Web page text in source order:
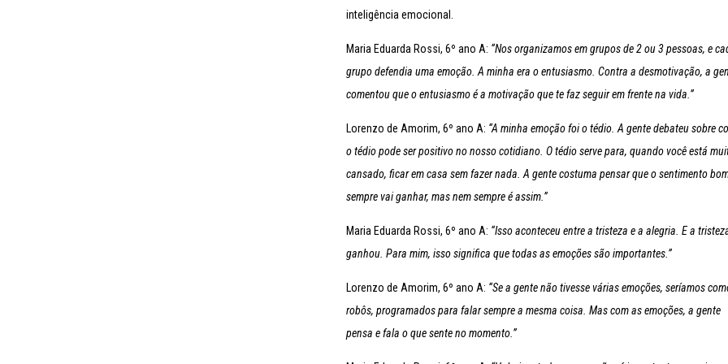
inteligência emocional.
Maria Eduarda Rossi, 6º ano A: “Nos organizamos em grupos de 2 ou 3 pessoas, e
grupo defendia uma emoção. A minha era o entusiasmo. Contra a desmotivação, a
comentou que o entusiasmo é a motivação que te faz seguir em frente na vida.”
Lorenzo de Amorim, 6º ano A: “A minha emoção foi o tédio. A gente debateu sobre
o tédio pode ser positivo no nosso cotidiano. O tédio serve para, quando você está
cansado, ficar em casa sem fazer nada. A gente costuma pensar que o sentimento
sempre vai ganhar, mas nem sempre é assim.”
Maria Eduarda Rossi, 6º ano A: “Isso aconteceu entre a tristeza e a alegria. E a
ganhou. Para mim, isso significa que todas as emoções são importantes.”
Lorenzo de Amorim, 6º ano A: “Se a gente não tivesse várias emoções, seríamos
robôs, programados para falar sempre a mesma coisa. Mas com as emoções, a gente
pensa e fala o que sente no momento.”